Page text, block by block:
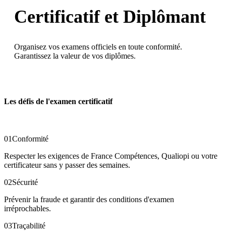
Certificatif et Diplômant
Organisez vos examens officiels en toute conformité.
Garantissez la valeur de vos diplômes.
Les défis de l'examen certificatif
01Conformité
Respecter les exigences de France Compétences, Qualiopi ou votre
certificateur sans y passer des semaines.
02Sécurité
Prévenir la fraude et garantir des conditions d'examen
irréprochables.
03Traçabilité